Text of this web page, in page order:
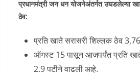
प्रधानमंत्री जन धन योजनेअंतर्गत उघडलेल्या
ठेव:
प्रति खाते सरासरी शिल्लक ठेव
ऑगस्ट 15 पासून आजपर्यंत प्रति
2.9 पटीने वाढली आहे.